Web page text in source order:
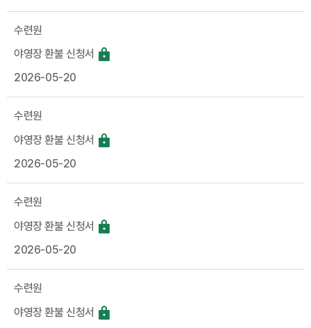
수련원
야영장 환불 신청서
2026-05-20
수련원
야영장 환불 신청서
2026-05-20
수련원
야영장 환불 신청서
2026-05-20
수련원
야영장 환불 신청서